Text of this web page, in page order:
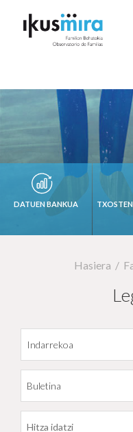
DATUEN BANKUA
Hasiera